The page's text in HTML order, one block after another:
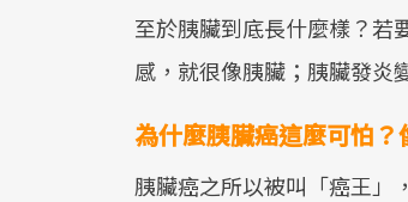
至於胰臟到底長什麼樣？若
感，就很像胰臟；胰臟發炎
為什麼胰臟癌這麼可怕？
胰臟癌之所以被叫「癌王」